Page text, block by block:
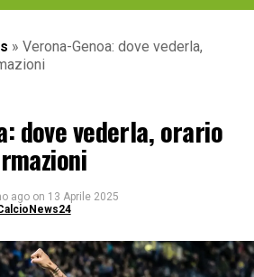
» Verona-Genoa: dove vederla,
dove vederla, orario
ago on 13 Aprile 2025